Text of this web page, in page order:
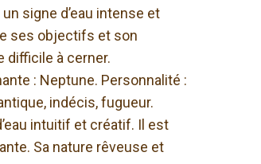
signe d’eau intense et
ses objectifs et son
difficile à cerner.
: Neptune. Personnalité :
indécis, fugueur.
intuitif et créatif. Il est
Sa nature rêveuse et